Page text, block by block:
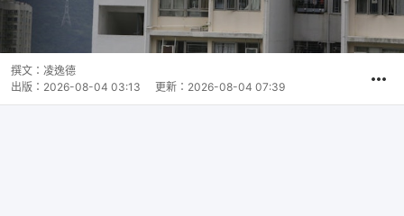
撰文： 凌逸德
出版： 2026-08-04 03:13 更新： 2026-08-04 07:39